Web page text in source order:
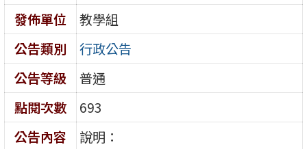
發佈單位
教學組
公告類別
行政公告
公告等級
普通
點閱次數
693
公告內容
說明：